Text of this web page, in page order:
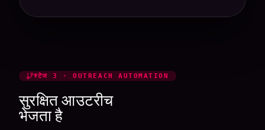
स्टेज 3 · OUTREACH AUTOMATION
सुरक्षित आउटरीच
भेजता है